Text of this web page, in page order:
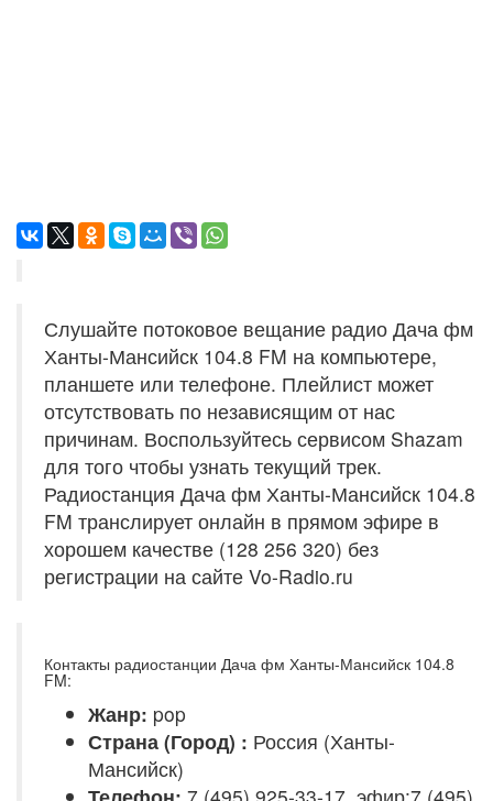
Слушайте потоковое вещание радио Дача фм
Ханты-Мансийск 104.8 FM на компьютере,
планшете или телефоне. Плейлист может
отсутствовать по независящим от нас
причинам. Воспользуйтесь сервисом Shazam
для того чтобы узнать текущий трек.
Радиостанция Дача фм Ханты-Мансийск 104.8
FM транслирует онлайн в прямом эфире в
хорошем качестве (128 256 320) без
регистрации на сайте Vo-Radio.ru
Контакты радиостанции Дача фм Ханты-Мансийск 104.8
FM:
Жанр: pop
Страна (Город) : Россия (Ханты-
Мансийск)